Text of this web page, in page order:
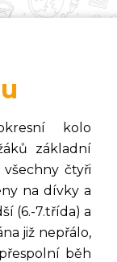
kolo
základní
čtyři
na dívky a
(6.-7.třída) a
již nepřálo,
běh